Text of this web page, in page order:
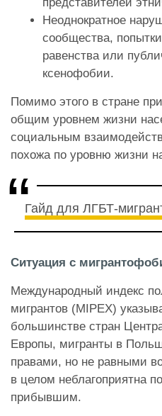
представителей
Неоднократное
сообщества,
равенства или
ксенофобии.
Помимо этого в стране
общим уровнем жизни
социальным
похожа по уровню жизни
Гайд для ЛГБТ-
Ситуация с
Международный индекс
мигрантов (MIPEX)
большинстве стран
Европы, мигранты в
правами, но не равными
в целом неблагоприятна
прибывшим.